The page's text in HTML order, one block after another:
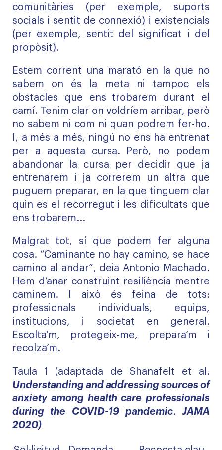
comunitàries (per exemple, suports
socials i sentit de connexió) i existencials
(per exemple, sentit del significat i del
propòsit).
Estem corrent una marató en la que no
sabem on és la meta ni tampoc els
obstacles que ens trobarem durant el
camí. Tenim clar on voldríem arribar, però
no sabem ni com ni quan podrem fer-ho.
I, a més a més, ningú no ens ha entrenat
per a aquesta cursa. Però, no podem
abandonar la cursa per decidir que ja
entrenarem i ja correrem un altra que
puguem preparar, en la que tinguem clar
quin es el recorregut i les dificultats que
ens trobarem...
Malgrat tot, sí que podem fer alguna
cosa. “Caminante no hay camino, se hace
camino al andar”, deia Antonio Machado.
Hem d’anar construint resiliència mentre
caminem. I això és feina de tots:
professionals individuals, equips,
institucions, i societat en general.
Escolta’m, protegeix-me, prepara’m i
recolza’m.
Taula 1 (adaptada de Shanafelt et al.
Understanding and addressing sources of
anxiety among health care professionals
during the COVID-19 pandemic. JAMA
2020)